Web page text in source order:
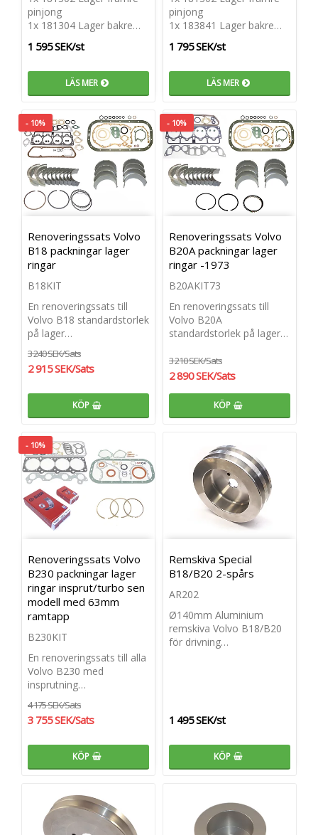
pinjong
1x 181304 Lager bakre…
1 595 SEK/st
LÄS MER
pinjong
1x 183841 Lager bakre…
1 795 SEK/st
LÄS MER
- 10%
Renoveringssats Volvo
B18 packningar lager
ringar
B18KIT
En renoveringssats till
Volvo B18 standardstorlek
på lager…
3 240 SEK/Sats
2 915 SEK/Sats
KÖP
- 10%
Renoveringssats Volvo
B20A packningar lager
ringar -1973
B20AKIT73
En renoveringssats till
Volvo B20A
standardstorlek på lager…
3 210 SEK/Sats
2 890 SEK/Sats
KÖP
- 10%
Renoveringssats Volvo
B230 packningar lager
ringar insprut/turbo sen
modell med 63mm
ramtapp
B230KIT
En renoveringssats till alla
Volvo B230 med
insprutning…
4 175 SEK/Sats
3 755 SEK/Sats
KÖP
Remskiva Special
B18/B20 2-spårs
AR202
Ø140mm Aluminium
remskiva Volvo B18/B20
för drivning…
1 495 SEK/st
KÖP